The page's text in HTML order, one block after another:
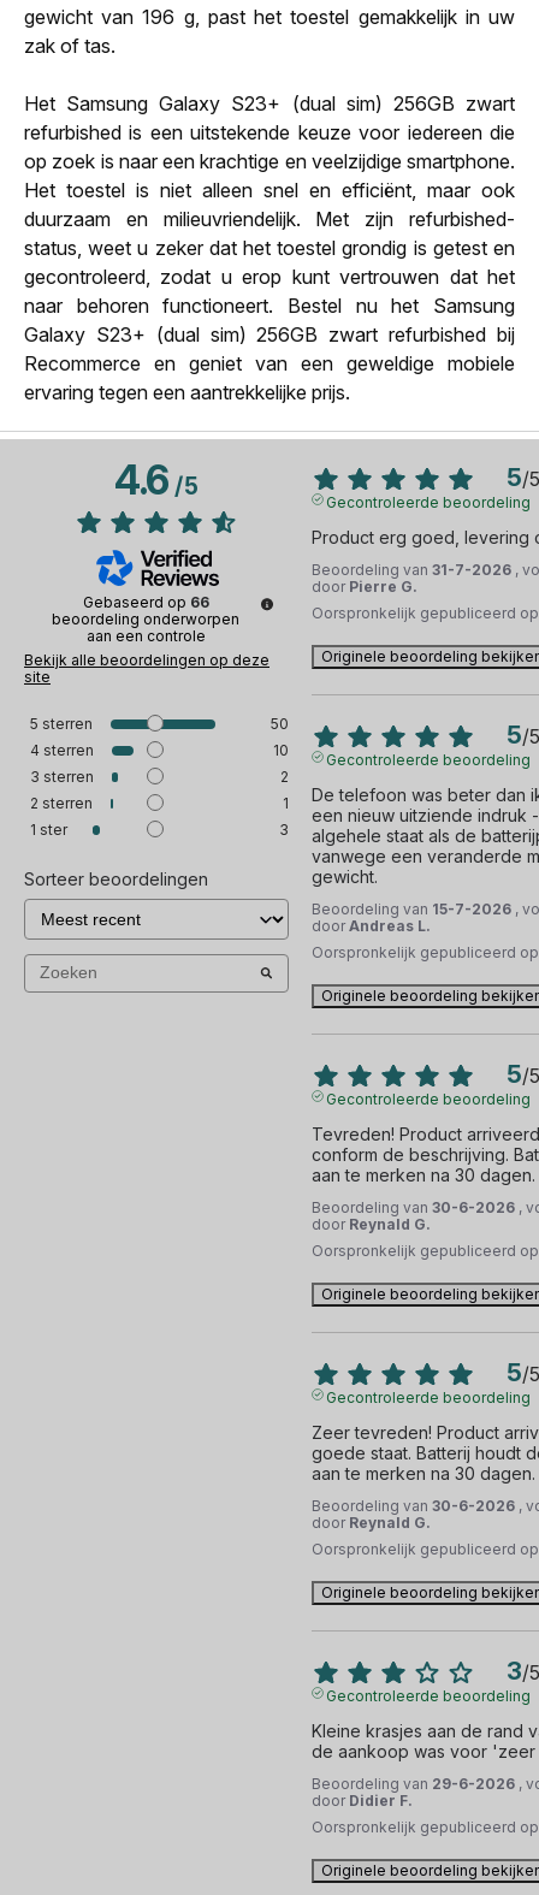
gewicht van 196 g, past het toestel gemakkelijk in uw
zak of tas.
Het Samsung Galaxy S23+ (dual sim) 256GB zwart
refurbished is een uitstekende keuze voor iedereen die
op zoek is naar een krachtige en veelzijdige smartphone.
Het toestel is niet alleen snel en efficiënt, maar ook
duurzaam en milieuvriendelijk. Met zijn refurbished-
status, weet u zeker dat het toestel grondig is getest en
gecontroleerd, zodat u erop kunt vertrouwen dat het
naar behoren functioneert. Bestel nu het Samsung
Galaxy S23+ (dual sim) 256GB zwart refurbished bij
Recommerce en geniet van een geweldige mobiele
ervaring tegen een aantrekkelijke prijs.
4.6/5
Gebaseerd op 66
beoordeling onderworpen
aan een controle
Bekijk alle beoordelingen op deze
site
5 sterren
50
4 sterren
10
3 sterren
2
2 sterren
1
1 ster 3
Sorteer beoordelingen
5/5
Gecontroleerde beoordeling
Product erg goed, levering
Beoordeling van 31-7-2026 ,
door Pierre G.
Oorspronkelijk gepubliceerd
Originele beoordeling
5/5
Gecontroleerde beoordeling
De telefoon was beter dan
een nieuw uitziende indruk
algehele staat als de
vanwege een veranderde
gewicht.
Beoordeling van 15-7-2026 ,
door Andreas L.
Oorspronkelijk gepubliceerd
Originele beoordeling
5/5
Gecontroleerde beoordeling
Tevreden! Product
conform de beschrijving.
aan te merken na 30 dagen.
Beoordeling van 30-6-2026 ,
door Reynald G.
Oorspronkelijk gepubliceerd
Originele beoordeling
5/5
Gecontroleerde beoordeling
Zeer tevreden! Product
goede staat. Batterij houdt
aan te merken na 30 dagen.
Beoordeling van 30-6-2026 ,
door Reynald G.
Oorspronkelijk gepubliceerd
Originele beoordeling
3/5
Gecontroleerde beoordeling
Kleine krasjes aan de rand
de aankoop was voor
Beoordeling van 29-6-2026 ,
door Didier F.
Oorspronkelijk gepubliceerd
Originele beoordeling